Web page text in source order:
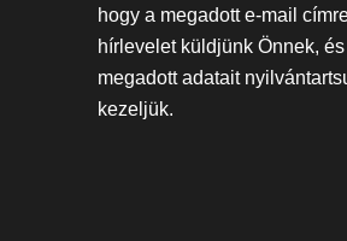
hogy a megadott e-mail
hírlevelet küldjünk Önnek,
megadott adatait
kezeljük.